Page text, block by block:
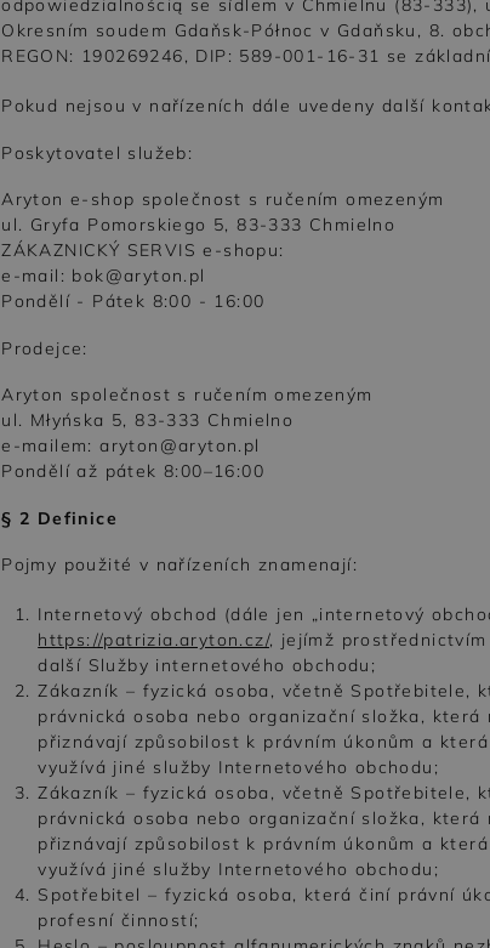
Trenčkoty
Trička z merino vlny
Vlněné kalhoty
Šaty z merino vlny
odpowiedzialnością se sídlem v Chmielnu (83-333),
Okresním soudem Gdaňsk-Północ v Gdaňsku, 8.
REGON: 190269246, DIP: 589-001-16-31 se
Pokud nejsou v nařízeních dále uvedeny další
Poskytovatel služeb:
Aryton e-shop společnost s ručením omezeným
ul. Gryfa Pomorskiego 5, 83-333 Chmielno
ZÁKAZNICKÝ SERVIS e-shopu:
e-mail: bok@aryton.pl
Pondělí - Pátek 8:00 - 16:00
Prodejce:
Aryton společnost s ručením omezeným
ul. Młyńska 5, 83-333 Chmielno
e-mailem:aryton@aryton.pl
Pondělí až pátek 8:00–16:00
§ 2 Definice
Pojmy použité v nařízeních znamenají:
Internetový obchod (dále jen „internetový
https://patrizia.aryton.cz/, jejímž
další Služby internetového obchodu;
Zákazník – fyzická osoba, včetně Spotřebitele,
právnická osoba nebo organizační složka,
přiznávají způsobilost k právním úkonům a
využívá jiné služby Internetového obchodu;
Zákazník – fyzická osoba, včetně Spotřebitele,
právnická osoba nebo organizační složka,
přiznávají způsobilost k právním úkonům a
využívá jiné služby Internetového obchodu;
Spotřebitel – fyzická osoba, která činí právní
profesní činností;